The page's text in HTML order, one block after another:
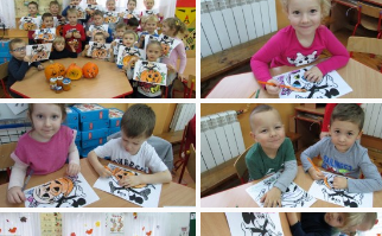
–
ptaki
konkurs
Zabawy z darami
jesieni
Powitanie Jesieni
Dzień przedszkolaka
Pajęczyna przyjaźni
Nasze zasady
Poznajemy się
Dni otwarte
RYTMIKA
Dzień Dziecka
Dzień flagi
Dzień tańca